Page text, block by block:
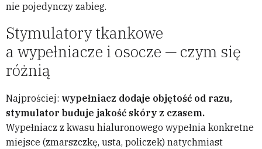
nie pojedynczy zabieg.
Stymulatory tkankowe
a wypełniacze i osocze — czym się
różnią
Najprościej: wypełniacz dodaje objętość od razu,
stymulator buduje jakość skóry z czasem.
Wypełniacz z kwasu hialuronowego wypełnia konkretne
miejsce (zmarszczkę, usta, policzek) natychmiast